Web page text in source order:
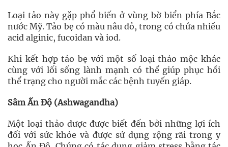
Loại tảo này gặp phổ biến ở vùng bờ biển phía Bắc
nước Mỹ. Tảo bẹ có màu nâu đỏ, trong có chứa nhiều
acid alginic, fucoidan và iod.
Khi kết hợp tảo bẹ với một số loại thảo mộc khác
cùng với lối sống lành mạnh có thể giúp phục hồi
thể trạng cho người mắc các bệnh tuyến giáp.
Sâm Ấn Độ (Ashwagandha)
Một loại thảo dược được biết đến bởi những lợi ích
đối với sức khỏe và được sử dụng rộng rãi trong y